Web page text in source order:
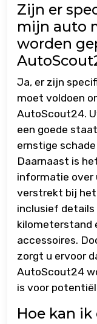
Zijn er
mijn auto
worden
Ja, er zijn
moet voldoen
AutoScout24.
een goede
ernstige
Daarnaast is
informatie over
verstrekt bij
inclusief details
kilometerstand
accessoires.
zorgt u ervoor
AutoScout24
is voor
Hoe kan